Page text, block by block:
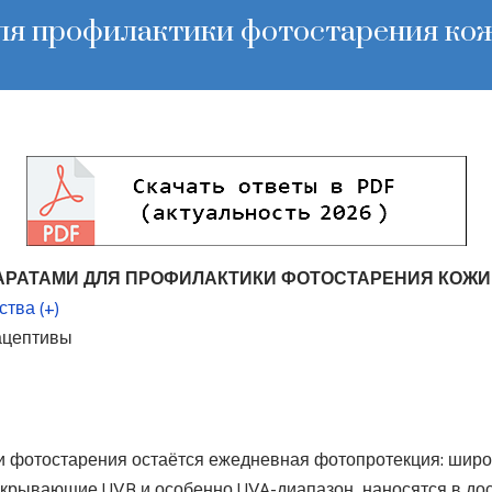
профилактики фотостарения
ДЛЯ ПРОФИЛАКТИКИ ФОТОСТАРЕНИЯ
(+)
остаётся ежедневная фотопротекция: